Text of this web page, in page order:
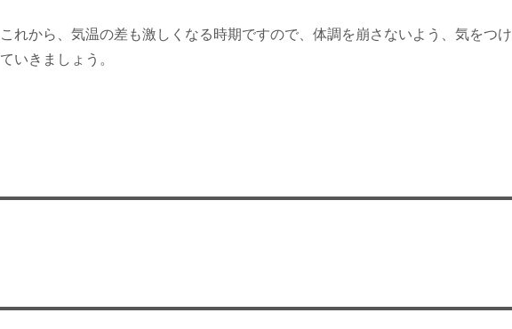
これから、気温の差も激しくなる時期ですので、体調を崩さないよう、気をつけ
ていきましょう。